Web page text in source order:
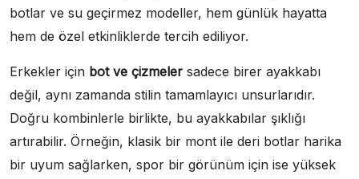
botlar ve su geçirmez modeller, hem günlük hayatta
hem de özel etkinliklerde tercih ediliyor.
Erkekler için bot ve çizmeler sadece birer ayakkabı
değil, aynı zamanda stilin tamamlayıcı unsurlarıdır.
Doğru kombinlerle birlikte, bu ayakkabılar şıklığı
artırabilir. Örneğin, klasik bir mont ile deri botlar harika
bir uyum sağlarken, spor bir görünüm için ise yüksek